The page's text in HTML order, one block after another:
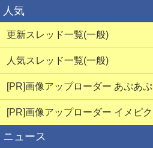
人気
更新スレッド一覧(一般)
人気スレッド一覧(一般)
[PR]画像アップローダー あぷあぷ
[PR]画像アップローダー イメピク
ニュース